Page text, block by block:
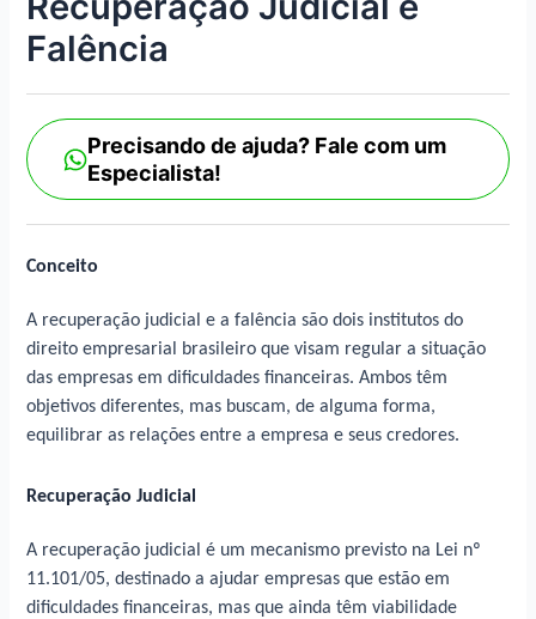
Falência
Precisando de ajuda? Fale com um
Especialista!
Conceito
A recuperação judicial e a falência são dois institutos do
direito empresarial brasileiro que visam regular a situação
das empresas em dificuldades financeiras. Ambos têm
objetivos diferentes, mas buscam, de alguma forma,
equilibrar as relações entre a empresa e seus credores.
Recuperação Judicial
A recuperação judicial é um mecanismo previsto na Lei nº
11.101/05, destinado a ajudar empresas que estão em
dificuldades financeiras, mas que ainda têm viabilidade